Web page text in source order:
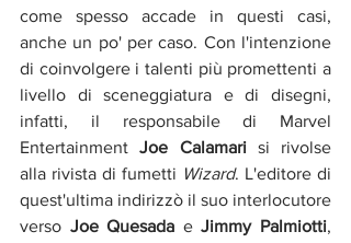
come spesso accade in questi casi,
anche un po' per caso. Con l'intenzione
di coinvolgere i talenti più promettenti a
livello di sceneggiatura e di disegni,
infatti, il responsabile di Marvel
Entertainment Joe Calamari si rivolse
alla rivista di fumetti Wizard. L'editore di
quest'ultima indirizzò il suo interlocutore
verso Joe Quesada e Jimmy Palmiotti,